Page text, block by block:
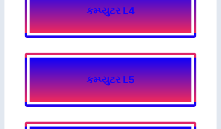
કમ્પ્યુટર L4
કમ્પ્યુટર L5